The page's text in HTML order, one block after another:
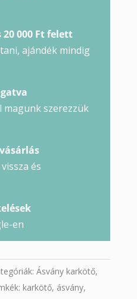
000 Ft felett
ajándék mindig
magunk szerezzük
és
en
Ásvány karkötő,
karkötő, ásvány,